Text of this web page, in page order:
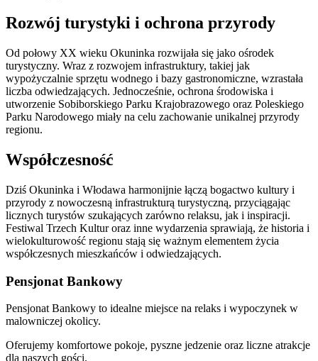
Rozwój turystyki i ochrona przyrody
Od połowy XX wieku Okuninka rozwijała się jako ośrodek
turystyczny. Wraz z rozwojem infrastruktury, takiej jak
wypożyczalnie sprzętu wodnego i bazy gastronomiczne, wzrastała
liczba odwiedzających. Jednocześnie, ochrona środowiska i
utworzenie Sobiborskiego Parku Krajobrazowego oraz Poleskiego
Parku Narodowego miały na celu zachowanie unikalnej przyrody
regionu.
Współczesność
Dziś Okuninka i Włodawa harmonijnie łączą bogactwo kultury i
przyrody z nowoczesną infrastrukturą turystyczną, przyciągając
licznych turystów szukających zarówno relaksu, jak i inspiracji.
Festiwal Trzech Kultur oraz inne wydarzenia sprawiają, że historia i
wielokulturowość regionu stają się ważnym elementem życia
współczesnych mieszkańców i odwiedzających.
Pensjonat Bankowy
Pensjonat Bankowy to idealne miejsce na relaks i wypoczynek w
malowniczej okolicy.
Oferujemy komfortowe pokoje, pyszne jedzenie oraz liczne atrakcje
dla naszych gości.